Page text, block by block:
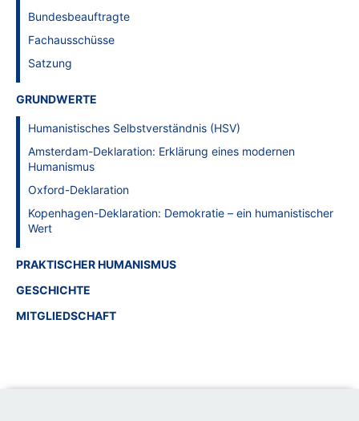
Bundesbeauftragte
Fachausschüsse
Satzung
GRUNDWERTE
Humanistisches Selbstverständnis (HSV)
Amsterdam-Deklaration: Erklärung eines modernen
Humanismus
Oxford-Deklaration
Kopenhagen-Deklaration: Demokratie – ein humanistischer
Wert
PRAKTISCHER HUMANISMUS
GESCHICHTE
MITGLIEDSCHAFT